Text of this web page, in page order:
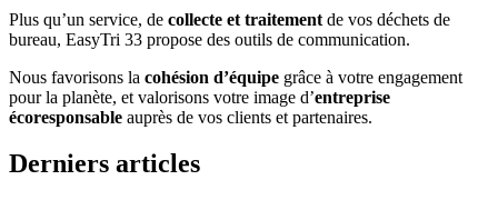
Plus qu’un service, de collecte et traitement de vos déchets de
bureau, EasyTri 33 propose des outils de communication.
Nous favorisons la cohésion d’équipe grâce à votre engagement
pour la planète, et valorisons votre image d’entreprise
écoresponsable auprès de vos clients et partenaires.
Derniers articles